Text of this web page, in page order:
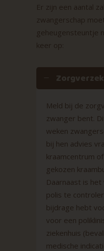
Er zijn een aantal
zwangerschap
geheugensteuntje
keer op:
Meld bij de
zwanger bent.
weken
bij hen advies
kraamcentrum
gekozen
Daarnaast is
polis te
bijdrage hebt
voor een
ziekenhuis
medische